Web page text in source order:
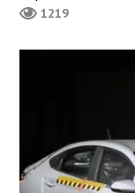
1219